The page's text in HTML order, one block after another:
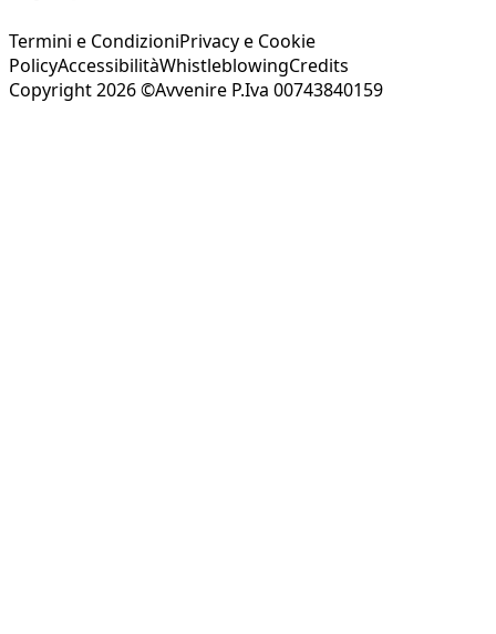
Termini e CondizioniPrivacy e Cookie
PolicyAccessibilitàWhistleblowingCredits
Copyright 2026 ©Avvenire P.Iva 00743840159